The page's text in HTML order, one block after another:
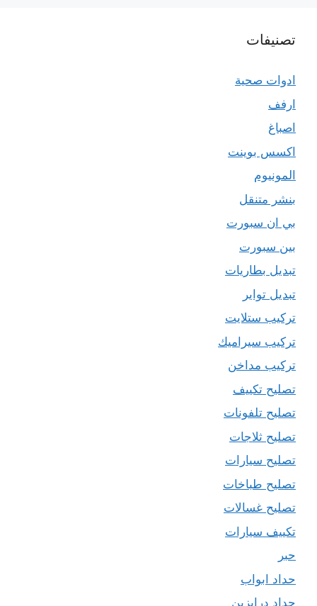
تصنيفات
ادوات صحية
ارفف
اصباغ
اكسس بوينت
المونيوم
بنشر متنقل
بي ان سبورت
بين سبورت
تبديل بطاريات
تبديل تواير
تركيب ستلايت
تركيب سيراميك
تركيب مداخن
تصليح تكييف
تصليح تلفونات
تصليح ثلاجات
تصليح سيارات
تصليح طباخات
تصليح غسالات
تكييف سيارات
حبر
حداد ابواب
حداد درابزين